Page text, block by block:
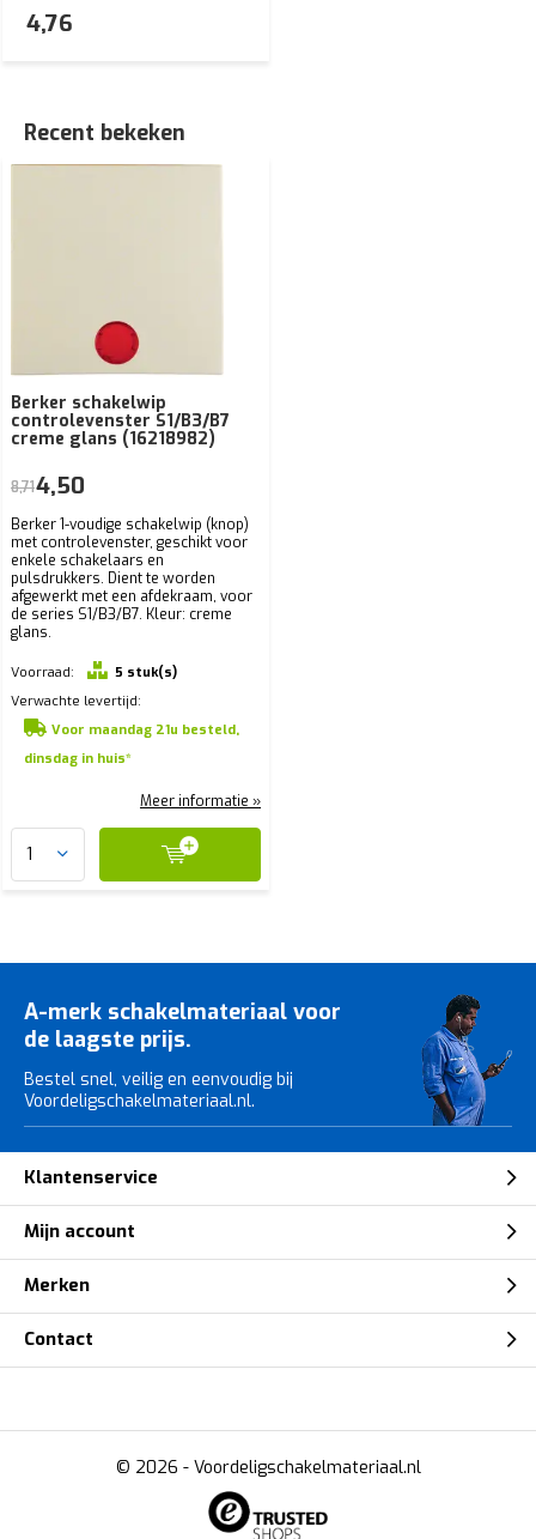
4,76
Recent bekeken
Berker schakelwip
controlevenster S1/B3/B7
creme glans (16218982)
Berker 1-voudige schakelwip (knop)
met controlevenster, geschikt voor
enkele schakelaars en
pulsdrukkers. Dient te worden
afgewerkt met een afdekraam, voor
de series S1/B3/B7. Kleur: creme
glans.
Voorraad:
5 stuk(s)
Verwachte levertijd:
Voor maandag 21u besteld,
dinsdag in huis*
8,714,50
Meer informatie »
A-merk schakelmateriaal voor
de laagste prijs.
Bestel snel, veilig en eenvoudig bij
Voordeligschakelmateriaal.nl.
Klantenservice
Mijn account
Merken
Contact
© 2026 - Voordeligschakelmateriaal.nl